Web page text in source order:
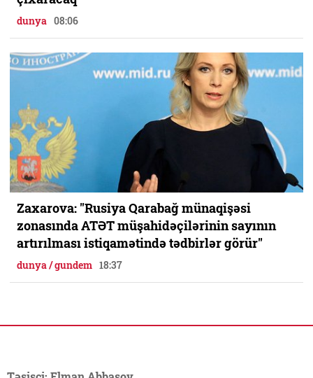
dunya 08:06
Zaxarova: "Rusiya Qarabağ münaqişəsi
zonasında ATƏT müşahidəçilərinin sayının
artırılması istiqamətində tədbirlər görür"
dunya / gundem 18:37